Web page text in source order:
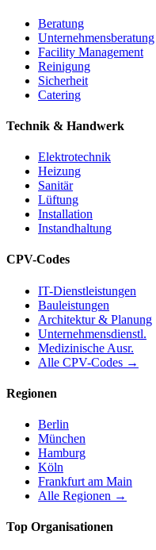
Beratung
Unternehmensberatung
Facility Management
Reinigung
Sicherheit
Catering
Technik & Handwerk
Elektrotechnik
Heizung
Sanitär
Lüftung
Installation
Instandhaltung
CPV-Codes
IT-Dienstleistungen
Bauleistungen
Architektur & Planung
Unternehmensdienstl.
Medizinische Ausr.
Alle CPV-Codes →
Regionen
Berlin
München
Hamburg
Köln
Frankfurt am Main
Alle Regionen →
Top Organisationen